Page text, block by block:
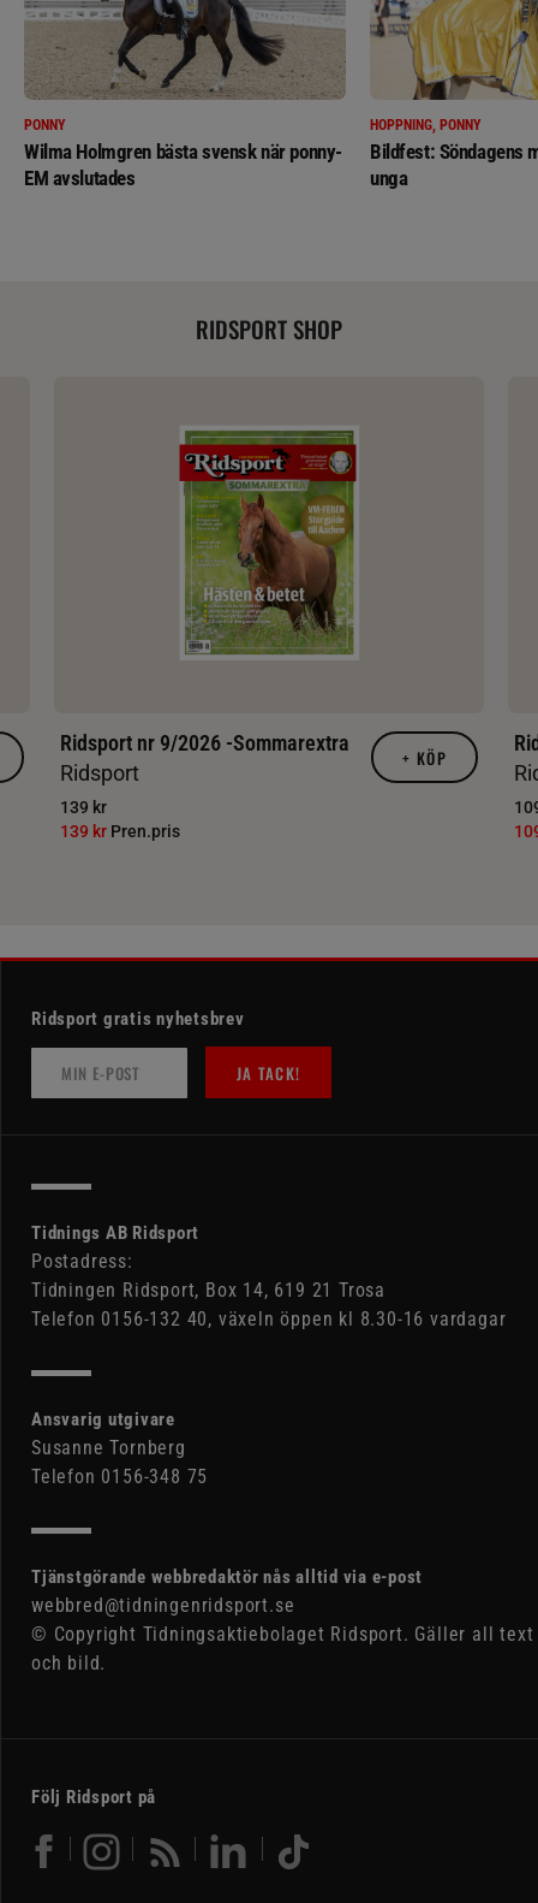
PONNY
Wilma Holmgren bästa svensk när ponny-
EM avslutades
HOPPNING, PONNY
Bildfest: Söndagens
unga
RIDSPORT SHOP
Ridsport nr 9/2026 -Sommarextra
Ridsport
139 kr
139 kr Pren.pris
+ KÖP
Ridsport gratis nyhetsbrev
JA TACK!
Tidnings AB Ridsport
Postadress:
Tidningen Ridsport, Box 14, 619 21 Trosa
Telefon 0156-132 40, växeln öppen kl 8.30-16 vardagar
Ansvarig utgivare
Susanne Tornberg
Telefon 0156-348 75
Tjänstgörande webbredaktör nås alltid via e-post
webbred@tidningenridsport.se
© Copyright Tidningsaktiebolaget Ridsport. Gäller all text
och bild.
Följ Ridsport på